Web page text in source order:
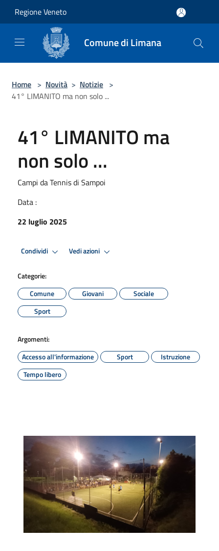
Regione Veneto
Comune di Limana
Home > Novità > Notizie >
41° LIMANITO ma non solo ...
41° LIMANITO ma
non solo ...
Campi da Tennis di Sampoi
Data :
22 luglio 2025
Condividi Vedi azioni
Categorie:
Comune
Giovani
Sociale
Sport
Argomenti:
Accesso all'informazione
Sport
Istruzione
Tempo libero